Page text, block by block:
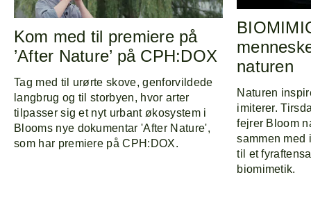
Kom med til premiere på
’After Nature’ på CPH:DOX
Tag med til urørte skove, genforvildede
langbrug og til storbyen, hvor arter
tilpasser sig et nyt urbant økosystem i
Blooms nye dokumentar 'After Nature',
som har premiere på CPH:DOX.
naturen
Naturen
imiterer.
fejrer Bloom
sammen med
til et
biomimetik.